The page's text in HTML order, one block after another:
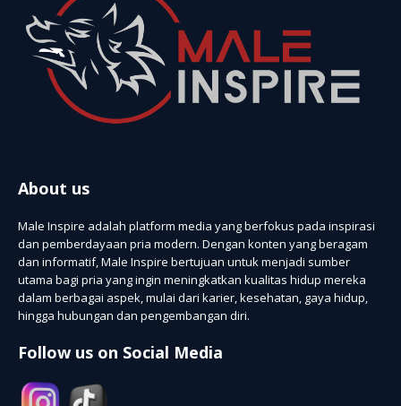
About us
Male Inspire adalah platform media yang berfokus pada inspirasi
dan pemberdayaan pria modern. Dengan konten yang beragam
dan informatif, Male Inspire bertujuan untuk menjadi sumber
utama bagi pria yang ingin meningkatkan kualitas hidup mereka
dalam berbagai aspek, mulai dari karier, kesehatan, gaya hidup,
hingga hubungan dan pengembangan diri.
Follow us on Social Media